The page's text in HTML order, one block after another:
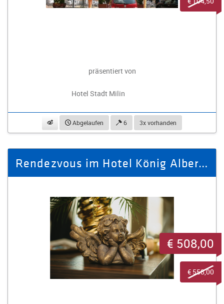
präsentiert von
Hotel Stadt Milin
beobachtenAbgelaufen 6 3x vorhanden
Rendezvous im Hotel König Albert, Superior - Zimmer für 2 Personen
€ 508,00
€ 558,00